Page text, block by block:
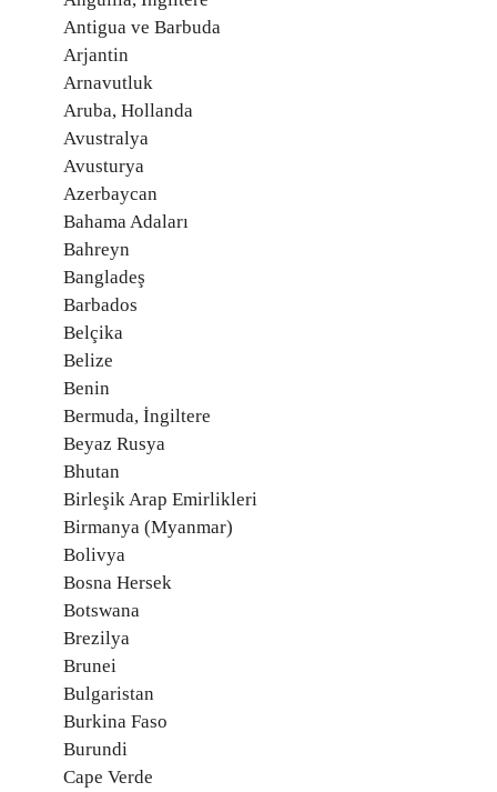
Antigua ve Barbuda
Arjantin
Arnavutluk
Aruba, Hollanda
Avustralya
Avusturya
Azerbaycan
Bahama Adaları
Bahreyn
Bangladeş
Barbados
Belçika
Belize
Benin
Bermuda, İngiltere
Beyaz Rusya
Bhutan
Birleşik Arap Emirlikleri
Birmanya (Myanmar)
Bolivya
Bosna Hersek
Botswana
Brezilya
Brunei
Bulgaristan
Burkina Faso
Burundi
Cape Verde